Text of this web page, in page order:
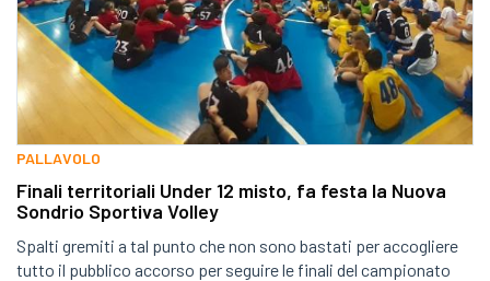
PALLAVOLO
Finali territoriali Under 12 misto, fa festa la Nuova
Sondrio Sportiva Volley
Spalti gremiti a tal punto che non sono bastati per accogliere
tutto il pubblico accorso per seguire le finali del campionato